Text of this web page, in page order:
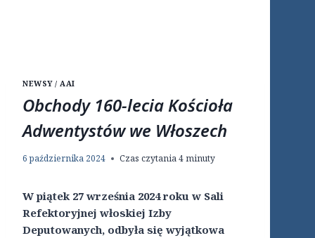
NEWSY / AAI
Obchody 160-lecia Kościoła
Adwentystów we Włoszech
6 października 2024 Czas czytania4minuty
W piątek 27 września 2024 roku w Sali
Refektoryjnej włoskiej Izby
Deputowanych, odbyła się wyjątkowa